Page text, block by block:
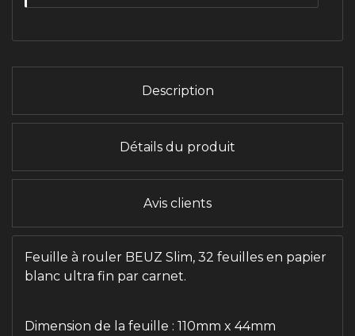
Description
Détails du produit
Avis clients
Feuille à rouler BEUZ Slim, 32 feuilles en papier
blanc ultra fin par carnet.
Dimension de la feuille : 110mm x 44mm